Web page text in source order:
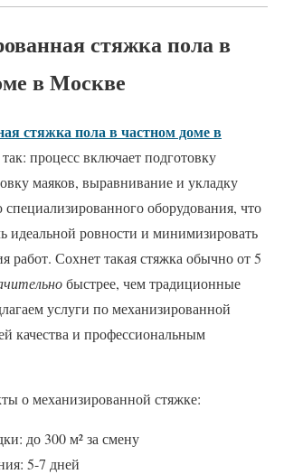
стяжка пола в
в Москве
стяжка пола в частном доме в
так: процесс включает подготовку
маяков, выравнивание и укладку
оборудования, что
идеальной ровности и минимизировать
работ. Сохнет такая стяжка обычно от 5
быстрее, чем традиционные
услуги по механизированной
качества и профессиональным
о механизированной стяжке:
до 300 м² за смену
5-7 дней